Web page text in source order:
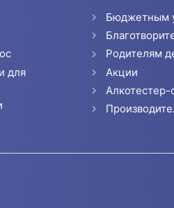
для
Бюджетным
Родителям
Акции
Алкотестер-